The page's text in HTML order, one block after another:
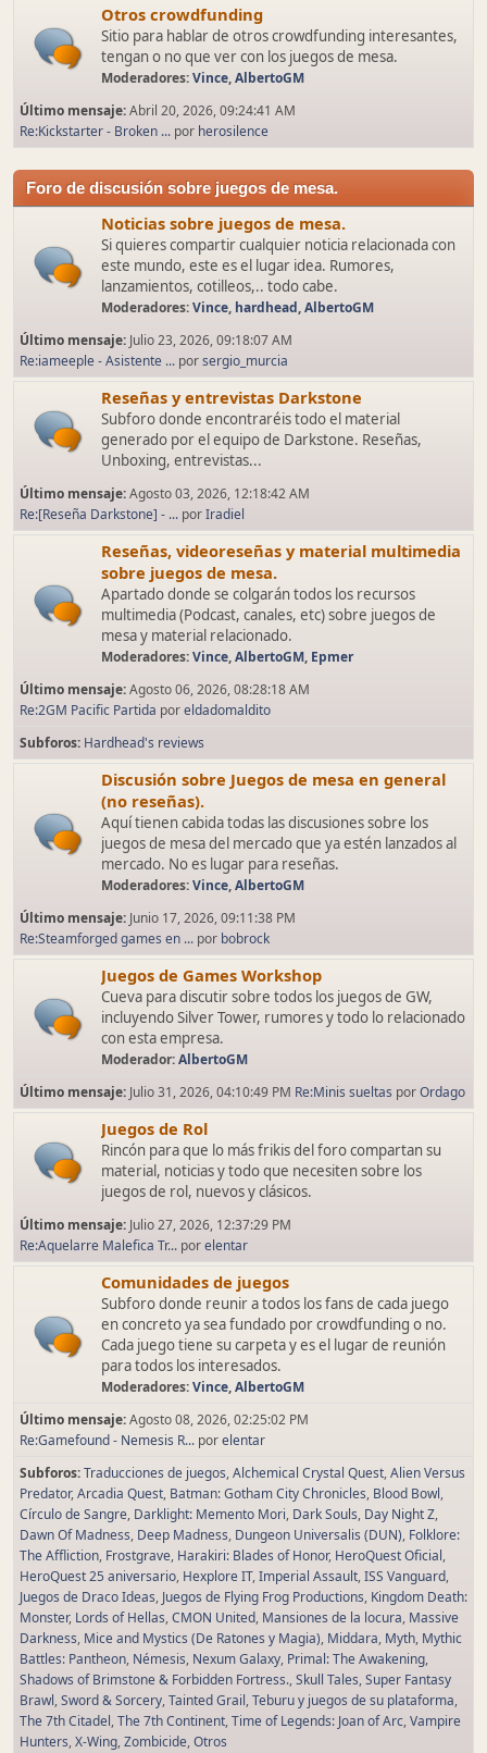
Otros crowdfunding
Sitio para hablar de otros crowdfunding interesantes,
tengan o no que ver con los juegos de mesa.
Moderadores:Vince,AlbertoGM
Último mensaje:Abril 20, 2026, 09:24:41 AM
Re:Kickstarter - Broken ... por herosilence
Foro de discusión sobre juegos de mesa.
Noticias sobre juegos de mesa.
Si quieres compartir cualquier noticia relacionada con
este mundo, este es el lugar idea. Rumores,
lanzamientos, cotilleos,.. todo cabe.
Moderadores:Vince, hardhead,AlbertoGM
Último mensaje: Julio 23, 2026, 09:18:07 AM
Re:iameeple - Asistente ... porsergio_murcia
Reseñas y entrevistas Darkstone
Subforo donde encontraréis todo el material
generado por el equipo de Darkstone. Reseñas,
Unboxing, entrevistas...
Último mensaje:Agosto 03, 2026, 12:18:42 AM
Re:[Reseña Darkstone] - ... porIradiel
Reseñas, videoreseñas y material multimedia
sobre juegos de mesa.
Apartado donde se colgarán todos los recursos
multimedia (Podcast, canales, etc) sobre juegos de
mesa y material relacionado.
Moderadores:Vince,AlbertoGM, Epmer
Último mensaje:Agosto 06, 2026, 08:28:18 AM
Re:2GM Pacific Partida poreldadomaldito
Subforos Hardhead's reviews
Discusión sobre Juegos de mesa en general
(no reseñas).
Aquí tienen cabida todas las discusiones sobre los
juegos de mesa del mercado que ya estén lanzados al
mercado. No es lugar para reseñas.
Moderadores:Vince,AlbertoGM
Último mensaje: Junio 17, 2026, 09:11:38 PM
Re:Steamforged games en ... por bobrock
Juegos de Games Workshop
Cueva para discutir sobre todos los juegos de GW,
incluyendo Silver Tower, rumores y todo lo relacionado
con esta empresa.
Moderador:AlbertoGM
Último mensaje: Julio 31, 2026, 04:10:49 PM Re:Minis sueltas porOrdago
Juegos de Rol
Rincón para que lo más frikis del foro compartan su
material, noticias y todo que necesiten sobre los
juegos de rol, nuevos y clásicos.
Último mensaje: Julio 27, 2026, 12:37:29 PM
Re:Aquelarre Malefica Tr... porelentar
Comunidades de juegos
Subforo donde reunir a todos los fans de cada juego
en concreto ya sea fundado por crowdfunding o no.
Cada juego tiene su carpeta y es el lugar de reunión
para todos los interesados.
Moderadores:Vince,AlbertoGM
Último mensaje:Agosto 08, 2026, 02:25:02 PM
Re:Gamefound - Nemesis R... porelentar
Subforos Traducciones de juegos Alchemical Crystal Quest Alien Versus
Predator Arcadia Quest Batman: Gotham City Chronicles Blood Bowl
Círculo de Sangre Darklight: Memento Mori Dark Souls Day Night Z
Dawn Of Madness Deep Madness Dungeon Universalis (DUN) Folklore:
The Affliction Frostgrave Harakiri: Blades of Honor HeroQuest Oficial
HeroQuest 25 aniversario Hexplore IT Imperial Assault ISS Vanguard
Juegos de Draco Ideas Juegos de Flying Frog Productions Kingdom Death:
Monster Lords of Hellas CMON United Mansiones de la locura Massive
Darkness Mice and Mystics (De Ratones y Magia) Middara Myth Mythic
Battles: Pantheon Némesis Nexum Galaxy Primal: The Awakening
Shadows of Brimstone & Forbidden Fortress. Skull Tales Super Fantasy
Brawl Sword & Sorcery Tainted Grail Teburu y juegos de su plataforma
The 7th Citadel The 7th Continent Time of Legends: Joan of Arc Vampire
Hunters X-Wing Zombicide Otros